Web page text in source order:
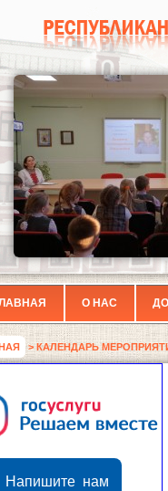
О НАС
> КАЛЕНДАРЬ
Напишите нам